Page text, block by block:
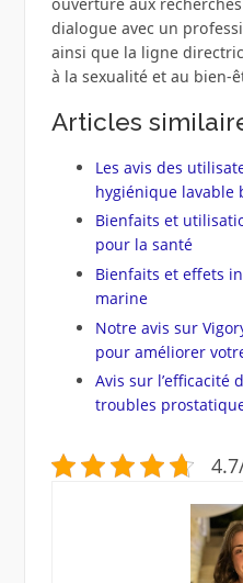
dialogue avec un
ainsi que la ligne
à la sexualité et au bien-
Articles
Les avis des
hygiénique lavable
Bienfaits et
pour la santé
Bienfaits et effets
marine
Notre avis sur
pour améliorer
Avis sur l’efficacité
troubles